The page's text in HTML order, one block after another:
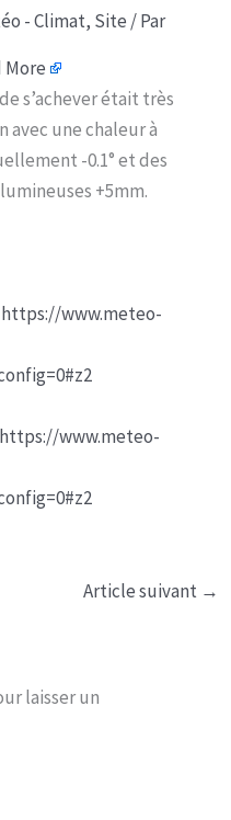
- Climat, Site / Par
More
s’achever était très
avec une chaleur à
-0.1° et des
+5mm.
https://www.meteo-
https://www.meteo-
Article suivant →
laisser un